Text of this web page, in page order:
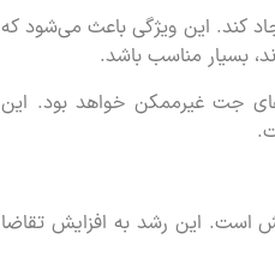
کند. این ویژگی باعث می‌شود که
بسیار مناسب باشد.
جت غیرممکن خواهد بود. این
است. این رشد به افزایش تقاضا